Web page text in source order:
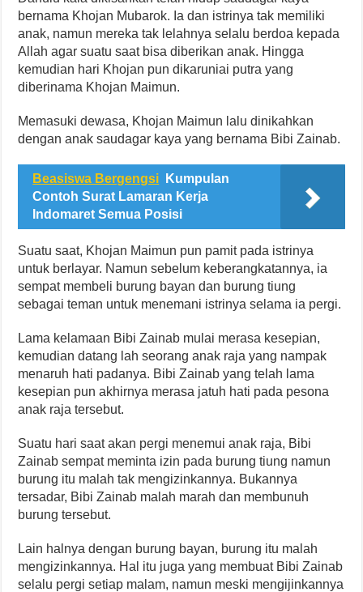
bernama Khojan Mubarok. Ia dan istrinya tak memiliki
anak, namun mereka tak lelahnya selalu berdoa kepada
Allah agar suatu saat bisa diberikan anak. Hingga
kemudian hari Khojan pun dikaruniai putra yang
diberinama Khojan Maimun.
Memasuki dewasa, Khojan Maimun lalu dinikahkan
dengan anak saudagar kaya yang bernama Bibi Zainab.
Beasiswa Bergengsi
Kumpulan
Contoh Surat Lamaran Kerja
Indomaret Semua Posisi
Suatu saat, Khojan Maimun pun pamit pada istrinya
untuk berlayar. Namun sebelum keberangkatannya, ia
sempat membeli burung bayan dan burung tiung
sebagai teman untuk menemani istrinya selama ia pergi.
Lama kelamaan Bibi Zainab mulai merasa kesepian,
kemudian datang lah seorang anak raja yang nampak
menaruh hati padanya. Bibi Zainab yang telah lama
kesepian pun akhirnya merasa jatuh hati pada pesona
anak raja tersebut.
Suatu hari saat akan pergi menemui anak raja, Bibi
Zainab sempat meminta izin pada burung tiung namun
burung itu malah tak mengizinkannya. Bukannya
tersadar, Bibi Zainab malah marah dan membunuh
burung tersebut.
Lain halnya dengan burung bayan, burung itu malah
mengizinkannya. Hal itu juga yang membuat Bibi Zainab
selalu pergi setiap malam, namun meski mengijinkannya